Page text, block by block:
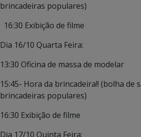
brincadeiras populares)
16:30 Exibição de filme
Dia 16/10 Quarta Feira:
13:30 Oficina de massa de modelar
15:45- Hora da brincadeira!! (bolha de
brincadeiras populares)
16:30 Exibição de filme
Dia 17/10 Quinta Feira: